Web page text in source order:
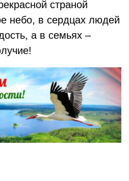
страной
небо, в сердцах людей
а в семьях –